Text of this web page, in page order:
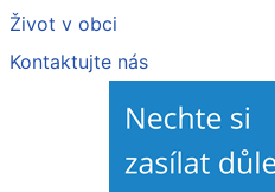
Život v obci
Kontaktujte nás